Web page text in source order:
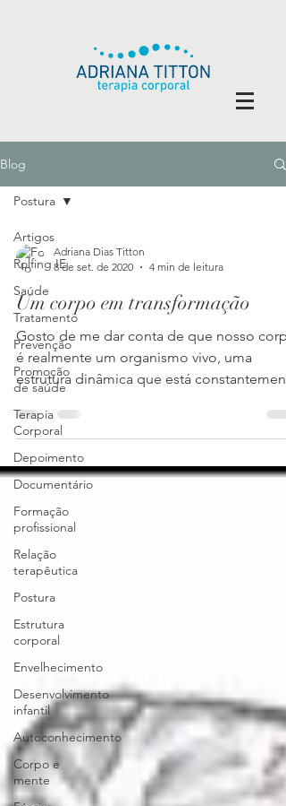
Blog
Artigos
Rolfing IE
Saúde
Tratamento
Prevenção
Promoção
de saúde
Terapia
Corporal
Depoimento
Documentário
Formação
profissional
Relação
terapêutica
Postura
Estrutura
corporal
Envelhecimento
Desenvolvimento
infantil
Autoconhecimento
Corpo e
mente
Postura
Adriana Dias Titton
8 de set. de 2020
4 min de leitura
Um corpo em transformação
Gosto de me dar conta de que nosso
é realmente um organismo vivo, uma
estrutura dinâmica que está